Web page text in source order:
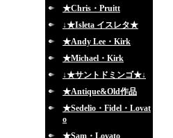
★Chris・Pruitt
↓★Isleta イスレタ★
★Andy Lee・Kirk
★Michael・Kirk
↓★サントドミンゴ★↓
★Antique&Old作品
★Sedelio・Fidel・Lovat
o
★Sam・Lovato